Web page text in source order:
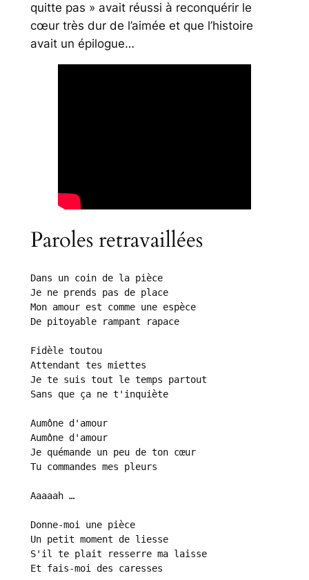
quitte pas » avait réussi à reconquérir le
cœur très dur de l’aimée et que l’histoire
avait un épilogue…
Paroles retravaillées
Dans un coin de la pièce
Je ne prends pas de place
Mon amour est comme une espèce
De pitoyable rampant rapace
Fidèle toutou
Attendant tes miettes
Je te suis tout le temps partout
Sans que ça ne t'inquiète
Aumône d'amour
Aumône d'amour
Je quémande un peu de ton cœur
Tu commandes mes pleurs
Aaaaah …
Donne-moi une pièce
Un petit moment de liesse
S'il te plait resserre ma laisse
Et fais-moi des caresses